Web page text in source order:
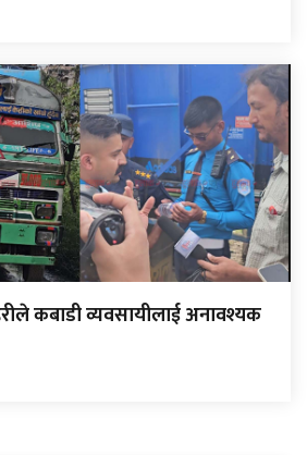
कबाडी व्यवसायीलाई अनावश्यक